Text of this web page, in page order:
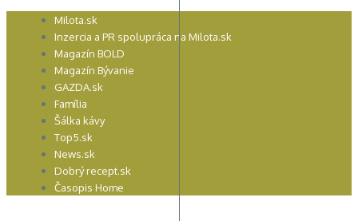
Preskočiť Milota.sk
Inzercia a PR spolupráca na Milota.sk
Magazín BOLD
Magazín Bývanie
GAZDA.sk
Família
Šálka kávy
Top5.sk
News.sk
Dobrý recept.sk
Časopis Home